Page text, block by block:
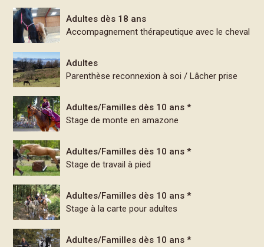
Adultes dès 18 ans
Accompagnement thérapeutique avec le cheval
Adultes
Parenthèse reconnexion à soi / Lâcher prise
Adultes/Familles dès 10 ans *
Stage de monte en amazone
Adultes/Familles dès 10 ans *
Stage de travail à pied
Adultes/Familles dès 10 ans *
Stage à la carte pour adultes
Adultes/Familles dès 10 ans *